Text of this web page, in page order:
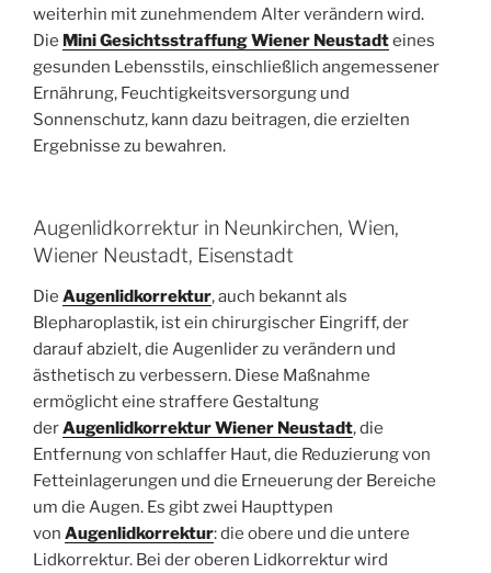
weiterhin mit zunehmendem Alter verändern wird.
Die Mini Gesichtsstraffung Wiener Neustadteines
gesunden Lebensstils, einschließlich angemessener
Ernährung, Feuchtigkeitsversorgung und
Sonnenschutz, kann dazu beitragen, die erzielten
Ergebnisse zu bewahren.
Augenlidkorrektur in Neunkirchen, Wien,
Wiener Neustadt, Eisenstadt
Die Augenlidkorrektur, auch bekannt als
Blepharoplastik, ist ein chirurgischer Eingriff, der
darauf abzielt, die Augenlider zu verändern und
ästhetisch zu verbessern. Diese Maßnahme
ermöglicht eine straffere Gestaltung
derAugenlidkorrektur Wiener Neustadt, die
Entfernung von schlaffer Haut, die Reduzierung von
Fetteinlagerungen und die Erneuerung der Bereiche
um die Augen. Es gibt zwei Haupttypen
von Augenlidkorrektur: die obere und die untere
Lidkorrektur. Bei der oberen Lidkorrektur wird